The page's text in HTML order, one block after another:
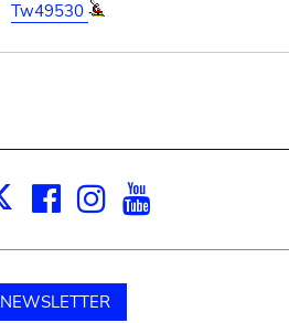
Tw49530
X Facebook
Instagram
NEWSLETTER